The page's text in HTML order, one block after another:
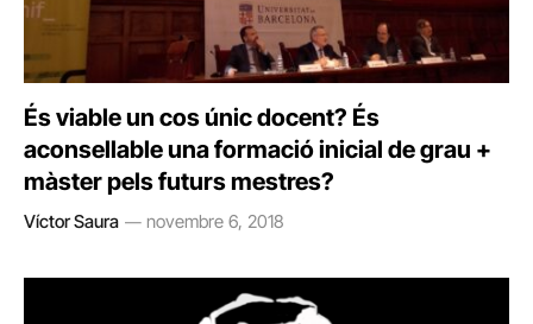
És viable un cos únic docent? És
aconsellable una formació inicial de grau +
màster pels futurs mestres?
Víctor Saura novembre 6, 2018